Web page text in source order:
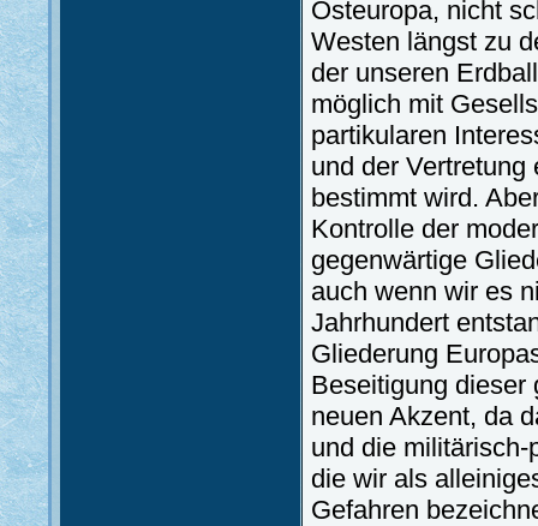
Osteuropa, nicht
Westen längst zu
der unseren
möglich mit
partikularen
und der Vertretung
bestimmt wird.
Kontrolle der
gegenwärtige
auch wenn wir es
Jahrhundert
Gliederung
Beseitigung dieser
neuen Akzent, da
und die
die wir als
Gefahren